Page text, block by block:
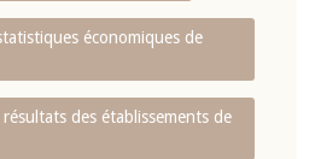
économiques de
des établissements de